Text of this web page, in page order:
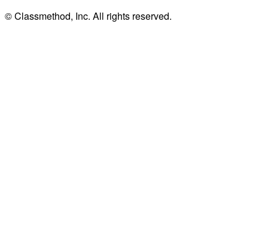
© Classmethod, Inc. All rights reserved.